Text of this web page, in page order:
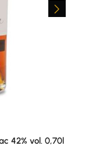
5 Sternen
42% vol. 0,70l